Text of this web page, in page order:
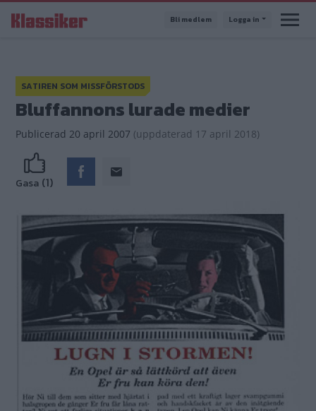
till
Bli medlem Logga in
SATIREN SOM MISSFÖRSTODS
Bluffannons lurade medier
Publicerad 20 april 2007 (uppdaterad 17 april 2018)
Gasa (1)